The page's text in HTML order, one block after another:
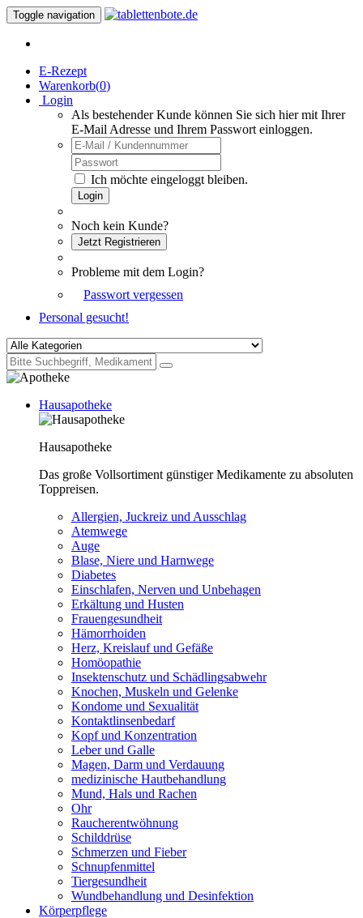
Toggle navigation
E-Rezept
Warenkorb(0)
Login
Als bestehender Kunde können Sie sich hier mit Ihrer
E-Mail Adresse und Ihrem Passwort einloggen.
Ich möchte eingeloggt bleiben.
Login
Noch kein Kunde?
Jetzt Registrieren
Probleme mit dem Login?
Passwort vergessen
Personal gesucht!
Hausapotheke
Hausapotheke
Das große Vollsortiment günstiger Medikamente zu absoluten
Toppreisen.
Allergien, Juckreiz und Ausschlag
Atemwege
Auge
Blase, Niere und Harnwege
Diabetes
Einschlafen, Nerven und Unbehagen
Erkältung und Husten
Frauengesundheit
Hämorrhoiden
Herz, Kreislauf und Gefäße
Homöopathie
Insektenschutz und Schädlingsabwehr
Knochen, Muskeln und Gelenke
Kondome und Sexualität
Kontaktlinsenbedarf
Kopf und Konzentration
Leber und Galle
Magen, Darm und Verdauung
medizinische Hautbehandlung
Mund, Hals und Rachen
Ohr
Raucherentwöhnung
Schilddrüse
Schmerzen und Fieber
Schnupfenmittel
Tiergesundheit
Wundbehandlung und Desinfektion
Körperpflege